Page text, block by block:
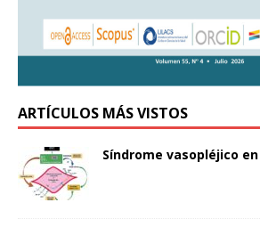
ARTÍCULOS MÁS VISTOS
Síndrome vasopléjico